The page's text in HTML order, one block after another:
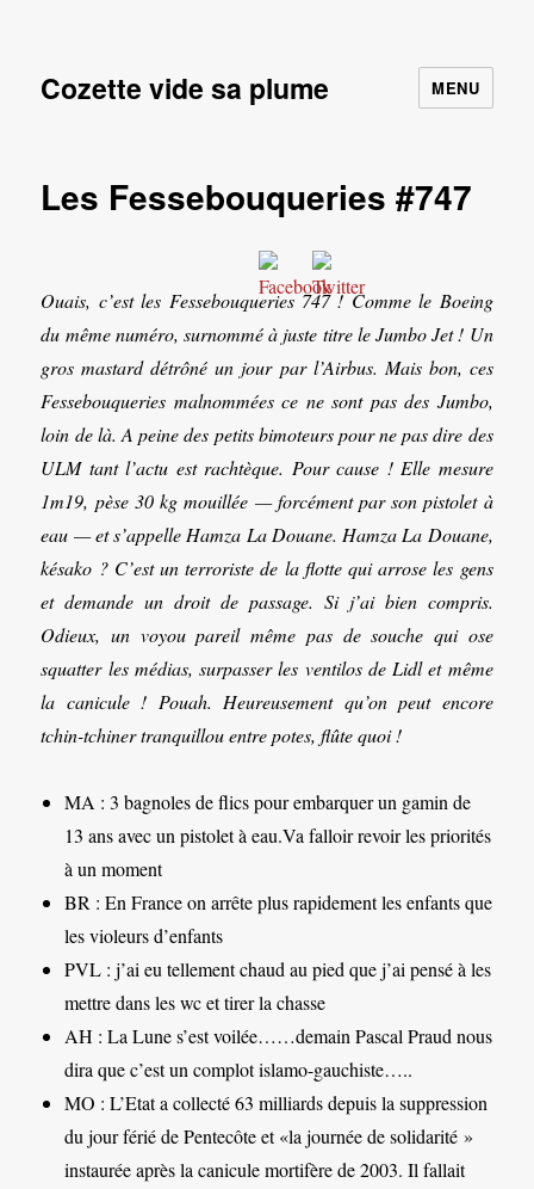
Cozette vide sa plume MENU
Les Fessebouqueries #747
Ouais, c’est les Fessebouqueries 747 ! Comme le Boeing
du même numéro, surnommé à juste titre le Jumbo Jet ! Un
gros mastard détrôné un jour par l’Airbus. Mais bon, ces
Fessebouqueries malnommées ce ne sont pas des Jumbo,
loin de là. A peine des petits bimoteurs pour ne pas dire des
ULM tant l’actu est rachtèque. Pour cause ! Elle mesure
1m19, pèse 30 kg mouillée — forcément par son pistolet à
eau — et s’appelle Hamza La Douane. Hamza La Douane,
késako ? C’est un terroriste de la flotte qui arrose les gens
et demande un droit de passage. Si j’ai bien compris.
Odieux, un voyou pareil même pas de souche qui ose
squatter les médias, surpasser les ventilos de Lidl et même
la canicule ! Pouah. Heureusement qu’on peut encore
tchin-tchiner tranquillou entre potes, flûte quoi !
MA : 3 bagnoles de flics pour embarquer un gamin de
13 ans avec un pistolet à eau.Va falloir revoir les priorités
à un moment
BR : En France on arrête plus rapidement les enfants que
les violeurs d’enfants
PVL : j’ai eu tellement chaud au pied que j’ai pensé à les
mettre dans les wc et tirer la chasse
AH : La Lune s’est voilée……demain Pascal Praud nous
dira que c’est un complot islamo-gauchiste…..
MO : L’Etat a collecté 63 milliards depuis la suppression
du jour férié de Pentecôte et «la journée de solidarité »
instaurée après la canicule mortifère de 2003. Il fallait